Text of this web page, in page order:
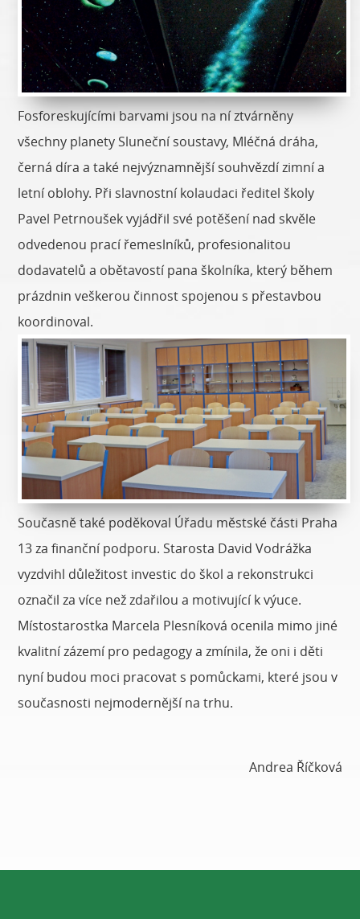
Fosforeskujícími barvami jsou na ní ztvárněny
všechny planety Sluneční soustavy, Mléčná dráha,
černá díra a také nejvýznamnější souhvězdí zimní a
letní oblohy. Při slavnostní kolaudaci ředitel školy
Pavel Petrnoušek vyjádřil své potěšení nad skvěle
odvedenou prací řemeslníků, profesionalitou
dodavatelů a obětavostí pana školníka, který během
prázdnin veškerou činnost spojenou s přestavbou
koordinoval.
Současně také poděkoval Úřadu městské části Praha
13 za finanční podporu. Starosta David Vodrážka
vyzdvihl důležitost investic do škol a rekonstrukci
označil za více než zdařilou a motivující k výuce.
Místostarostka Marcela Plesníková ocenila mimo jiné
kvalitní zázemí pro pedagogy a zmínila, že oni i děti
nyní budou moci pracovat s pomůckami, které jsou v
současnosti nejmodernější na trhu.
Andrea Říčková